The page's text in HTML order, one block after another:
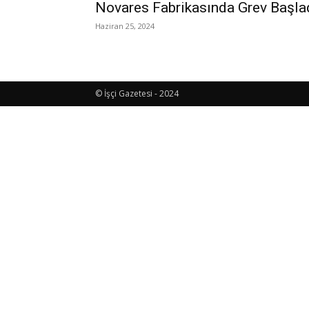
Novares Fabrikasında Grev
Haziran 25, 2024
© İşçi Gazetesi - 2024